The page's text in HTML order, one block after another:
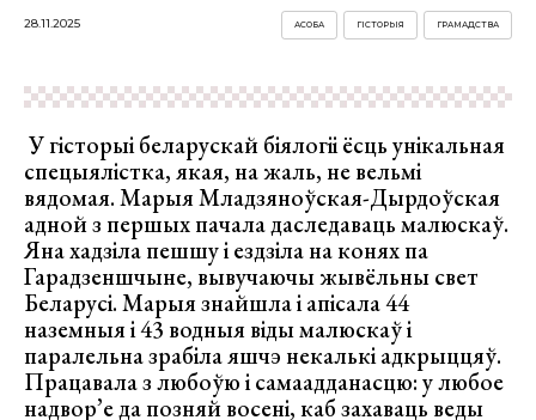
28.11.2025 ГРАМАДСТВА
ГІСТОРЫЯ
АСОБА
У гісторыі беларускай біялогіі ёсць унікальная
спецыялістка, якая, на жаль, не вельмі
вядомая. Марыя Младзяноўская-Дырдоўская
адной з першых пачала даследаваць малюскаў.
Яна хадзіла пешшу і ездзіла на конях па
Гарадзеншчыне, вывучаючы жывёльны свет
Беларусі. Марыя знайшла і апісала 44
наземныя і 43 водныя віды малюскаў і
паралельна зрабіла яшчэ некалькі адкрыццяў.
Працавала з любоўю і самаадданасцю: у любое
надвор’е да позняй восені, каб захаваць веды